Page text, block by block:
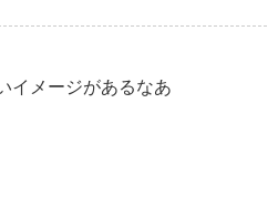
イメージがあるなあ